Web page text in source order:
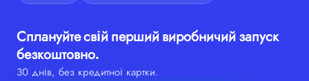
Сплануйте свій перший виробничий запуск
безкоштовно.
30 днів, без кредитної картки.